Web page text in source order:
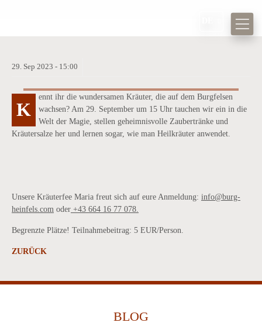
29. Sep 2023 - 15:00
KRÄUTERWORKSHOP FÜR KINDER
VON 7 - 12
K
ennt ihr die wundersamen Kräuter, die auf dem Burgfelsen
wachsen? Am 29. September um 15 Uhr tauchen wir ein in die
Welt der Magie, stellen geheimnisvolle Zaubertränke und
Kräutersalze her und lernen sogar, wie man Heilkräuter anwendet.
Unsere Kräuterfee Maria freut sich auf eure Anmeldung: info@burg-
heinfels.com oder +43 664 16 77 078.
Begrenzte Plätze! Teilnahmebeitrag: 5 EUR/Person.
ZURÜCK
BLOG